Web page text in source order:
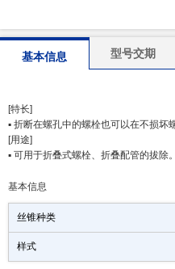
基本信息 型号交期
[特长]
▪ 折断在螺孔中的螺栓也可以在不损坏
[用途]
▪ 可用于折叠式螺栓、折叠配管的拔除。
基本信息
丝锥种类
样式